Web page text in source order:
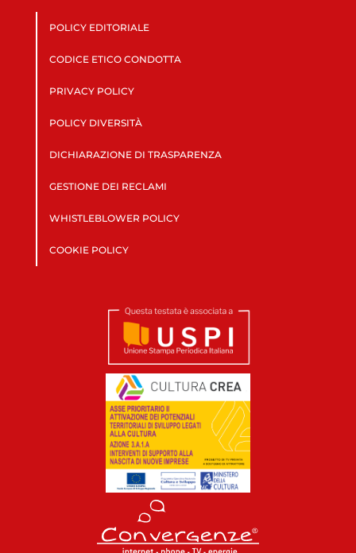
POLICY EDITORIALE
CODICE ETICO CONDOTTA
PRIVACY POLICY
POLICY DIVERSITÀ
DICHIARAZIONE DI TRASPARENZA
GESTIONE DEI RECLAMI
WHISTLEBLOWER POLICY
COOKIE POLICY